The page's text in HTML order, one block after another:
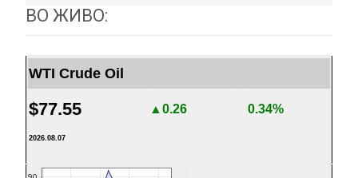
ВО ЖИВО:
WTI Crude Oil
$77.55 ▲0.26 0.34%
2026.08.07